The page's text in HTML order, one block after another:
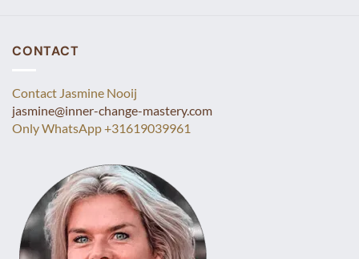
CONTACT
Contact Jasmine Nooij
jasmine@inner-change-mastery.com
Only WhatsApp +31619039961